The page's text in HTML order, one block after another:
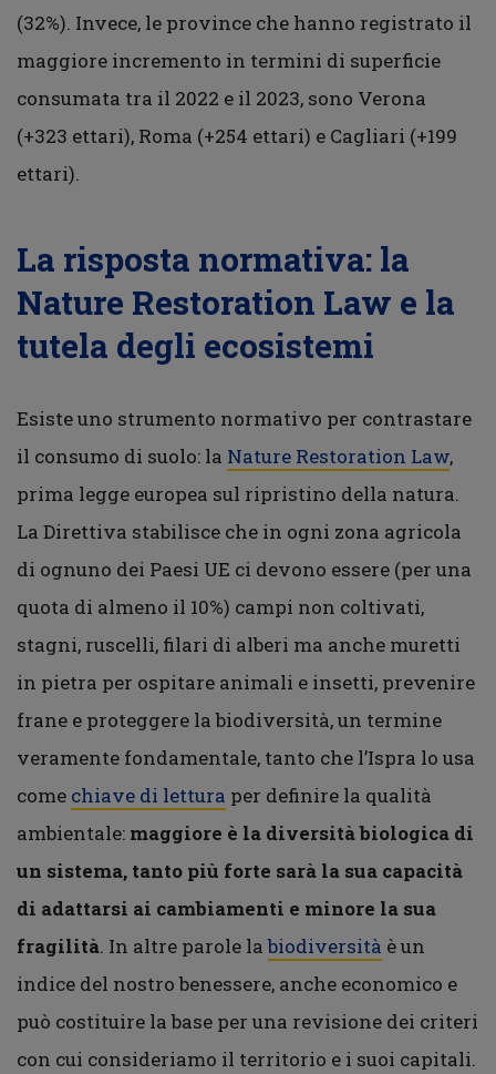
(32%). Invece, le province che hanno registrato il
maggiore incremento in termini di superficie
consumata tra il 2022 e il 2023, sono Verona
(+323 ettari), Roma (+254 ettari) e Cagliari (+199
ettari).
La risposta normativa: la
Nature Restoration Law e la
tutela degli ecosistemi
Esiste uno strumento normativo per contrastare
il consumo di suolo: la Nature Restoration Law,
prima legge europea sul ripristino della natura.
La Direttiva stabilisce che in ogni zona agricola
di ognuno dei Paesi UE ci devono essere (per una
quota di almeno il 10%) campi non coltivati,
stagni, ruscelli, filari di alberi ma anche muretti
in pietra per ospitare animali e insetti, prevenire
frane e proteggere la biodiversità, un termine
veramente fondamentale, tanto che l’Ispra lo usa
come chiave di lettura per definire la qualità
ambientale: maggiore è la diversità biologica di
un sistema, tanto più forte sarà la sua capacità
di adattarsi ai cambiamenti e minore la sua
fragilità. In altre parole labiodiversità è un
indice del nostro benessere, anche economico e
può costituire la base per una revisione dei criteri
con cui consideriamo il territorio e i suoi capitali.